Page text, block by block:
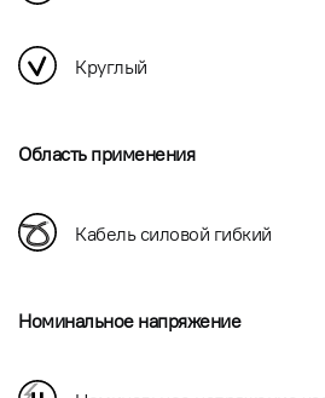
Круглый
Область применения
Кабель силовой гибкий
Номинальное напряжение